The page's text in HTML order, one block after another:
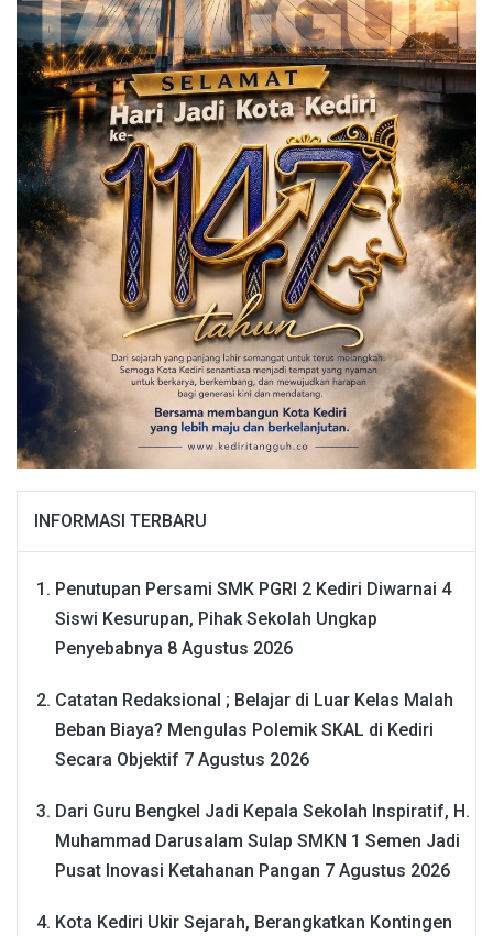
INFORMASI TERBARU
Penutupan Persami SMK PGRI 2 Kediri Diwarnai 4
Siswi Kesurupan, Pihak Sekolah Ungkap
Penyebabnya 8 Agustus 2026
Catatan Redaksional ; Belajar di Luar Kelas Malah
Beban Biaya? Mengulas Polemik SKAL di Kediri
Secara Objektif 7 Agustus 2026
Dari Guru Bengkel Jadi Kepala Sekolah Inspiratif, H.
Muhammad Darusalam Sulap SMKN 1 Semen Jadi
Pusat Inovasi Ketahanan Pangan 7 Agustus 2026
Kota Kediri Ukir Sejarah, Berangkatkan Kontingen